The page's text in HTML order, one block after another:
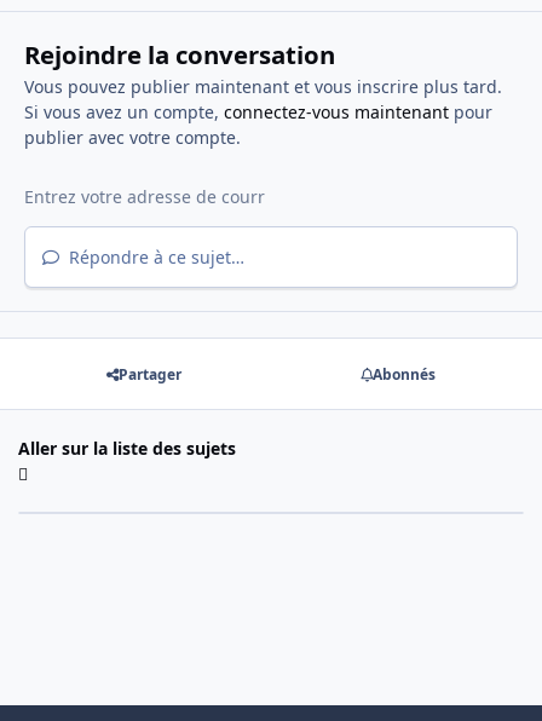
Rejoindre la conversation
Vous pouvez publier maintenant et vous inscrire plus tard.
Si vous avez un compte, connectez-vous maintenantpour
publier avec votre compte.
Répondre à ce sujet…
Partager Abonnés
Aller sur la liste des sujets